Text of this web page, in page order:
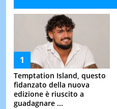
Temptation Island, questo
fidanzato della nuova
edizione è riuscito a
guadagnare ...